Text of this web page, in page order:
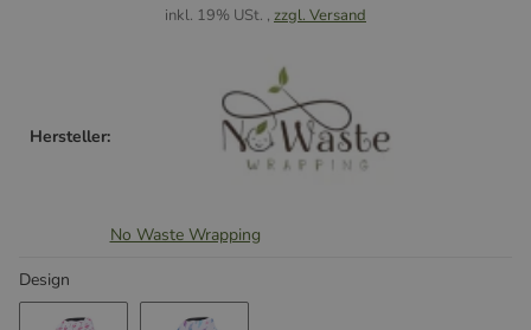
inkl. 19% USt. , zzgl. Versand
Hersteller:
No Waste Wrapping
Design